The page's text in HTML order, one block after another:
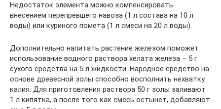
Недостаток элемента можно компенсировать
внесением перепревшего навоза (1 л состава на 10 л
воды) или куриного помета (1 л смеси на 20 л воды).
Дополнительно напитать растение железом поможет
использование водного раствора хелата железа – 5 г
сухого средства на 5 л жидкости. Народное средство на
основе древесной золы способно восполнить нехватку
калия. Для приготовления раствора 50 г золы заливают
1 л кипятка, а после того как смесь остынет, добавляют